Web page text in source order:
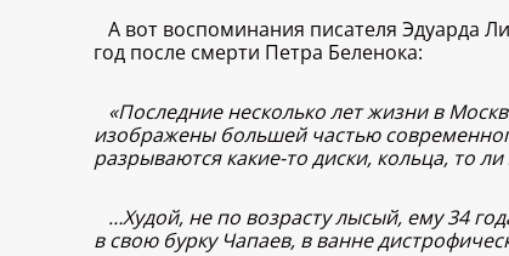
А вот воспоминания писателя Эдуарда
год после смерти Петра Беленока:
«Последние несколько лет жизни в
изображены большей частью
разрываются какие-то диски, кольца, то
…Худой, не по возрасту лысый, ему 34
в свою бурку Чапаев, в ванне